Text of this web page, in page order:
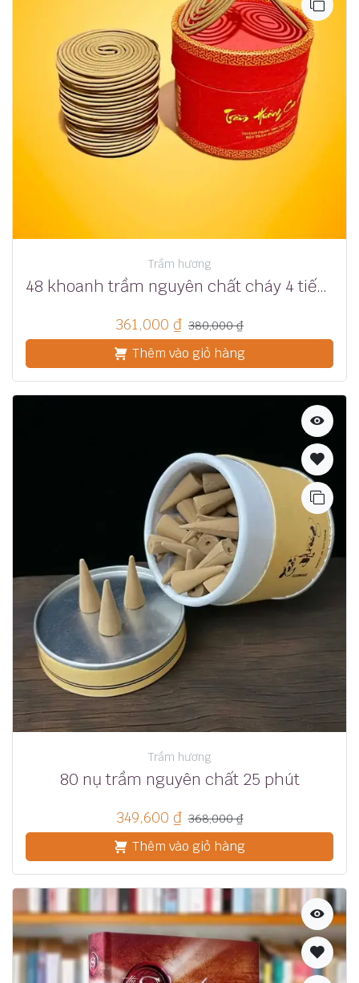
Trầm hương
48 khoanh trầm nguyên chất cháy 4 tiếng
361,000 ₫ 380,000₫
Thêm vào giỏ hàng
Trầm hương
80 nụ trầm nguyên chất 25 phút
349,600 ₫ 368,000₫
Thêm vào giỏ hàng